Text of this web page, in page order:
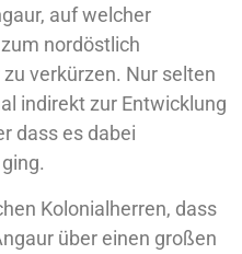
auf welcher
nordöstlich
verkürzen. Nur selten
indirekt zur Entwicklung
dass es dabei
Kolonialherren, dass
über einen großen